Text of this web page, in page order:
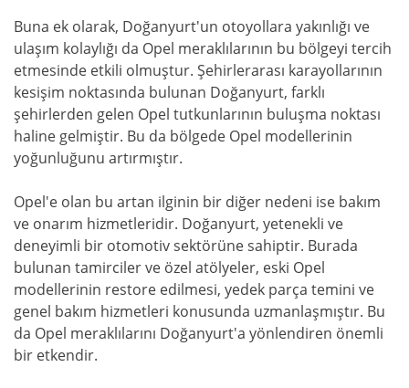
Buna ek olarak, Doğanyurt'un otoyollara yakınlığı ve
ulaşım kolaylığı da Opel meraklılarının bu bölgeyi tercih
etmesinde etkili olmuştur. Şehirlerarası karayollarının
kesişim noktasında bulunan Doğanyurt, farklı
şehirlerden gelen Opel tutkunlarının buluşma noktası
haline gelmiştir. Bu da bölgede Opel modellerinin
yoğunluğunu artırmıştır.
Opel'e olan bu artan ilginin bir diğer nedeni ise bakım
ve onarım hizmetleridir. Doğanyurt, yetenekli ve
deneyimli bir otomotiv sektörüne sahiptir. Burada
bulunan tamirciler ve özel atölyeler, eski Opel
modellerinin restore edilmesi, yedek parça temini ve
genel bakım hizmetleri konusunda uzmanlaşmıştır. Bu
da Opel meraklılarını Doğanyurt'a yönlendiren önemli
bir etkendir.